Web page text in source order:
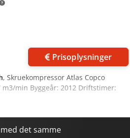
Prisoplysninger
, Skruekompressor Atlas Copco
m3/min Byggeår: 2012 Driftstimer:
det samme